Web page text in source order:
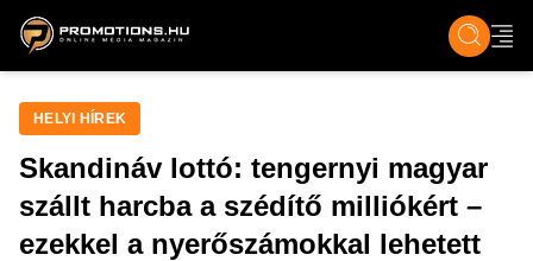
ZENE, FILM & KULT ÉLET TECH &
HELYI HÍREK
Skandináv lottó: tengernyi magyar
szállt harcba a szédítő milliókért –
ezekkel a nyerőszámokkal lehetett